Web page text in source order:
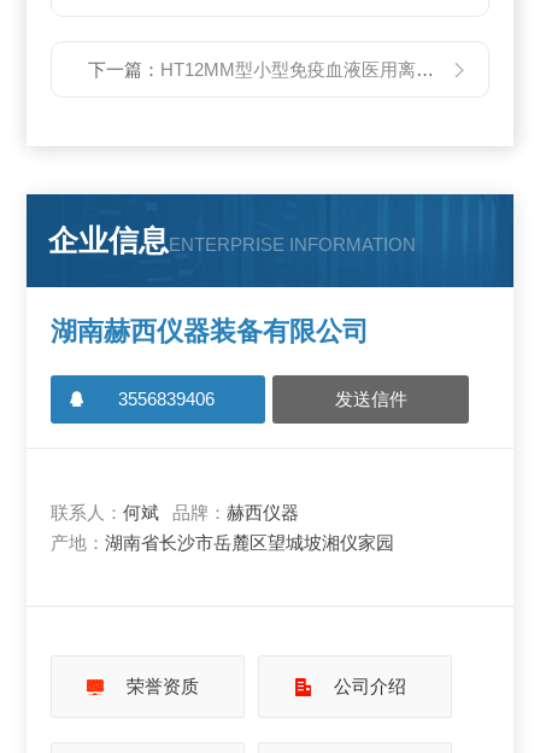
下一篇： HT12MM型小型免疫血液医用离心机
企业信息ENTERPRISE INFORMATION
湖南赫西仪器装备有限公司
3556839406 发送信件
联系人：何斌 品牌：赫西仪器
产地：湖南省长沙市岳麓区望城坡湘仪家园
荣誉资质 公司介绍